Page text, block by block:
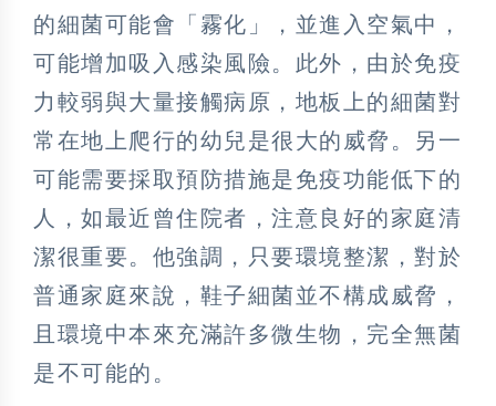
的細菌可能會「霧化」，並進入空氣中，
可能增加吸入感染風險。此外，由於免疫
力較弱與大量接觸病原，地板上的細菌對
常在地上爬行的幼兒是很大的威脅。另一
可能需要採取預防措施是免疫功能低下的
人，如最近曾住院者，注意良好的家庭清
潔很重要。他強調，只要環境整潔，對於
普通家庭來說，鞋子細菌並不構成威脅，
且環境中本來充滿許多微生物，完全無菌
是不可能的。